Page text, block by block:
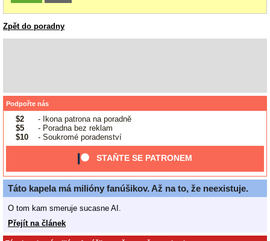
Zpět do poradny
Podpořte nás
$2
- Ikona patrona na poradně
$5
- Poradna bez reklam
$10
- Soukromé poradenství
STAŇTE SE PATRONEM
Táto kapela má milióny fanúšikov. Až na to, že neexistuje.
O tom kam smeruje sucasne AI.
Přejít na článek